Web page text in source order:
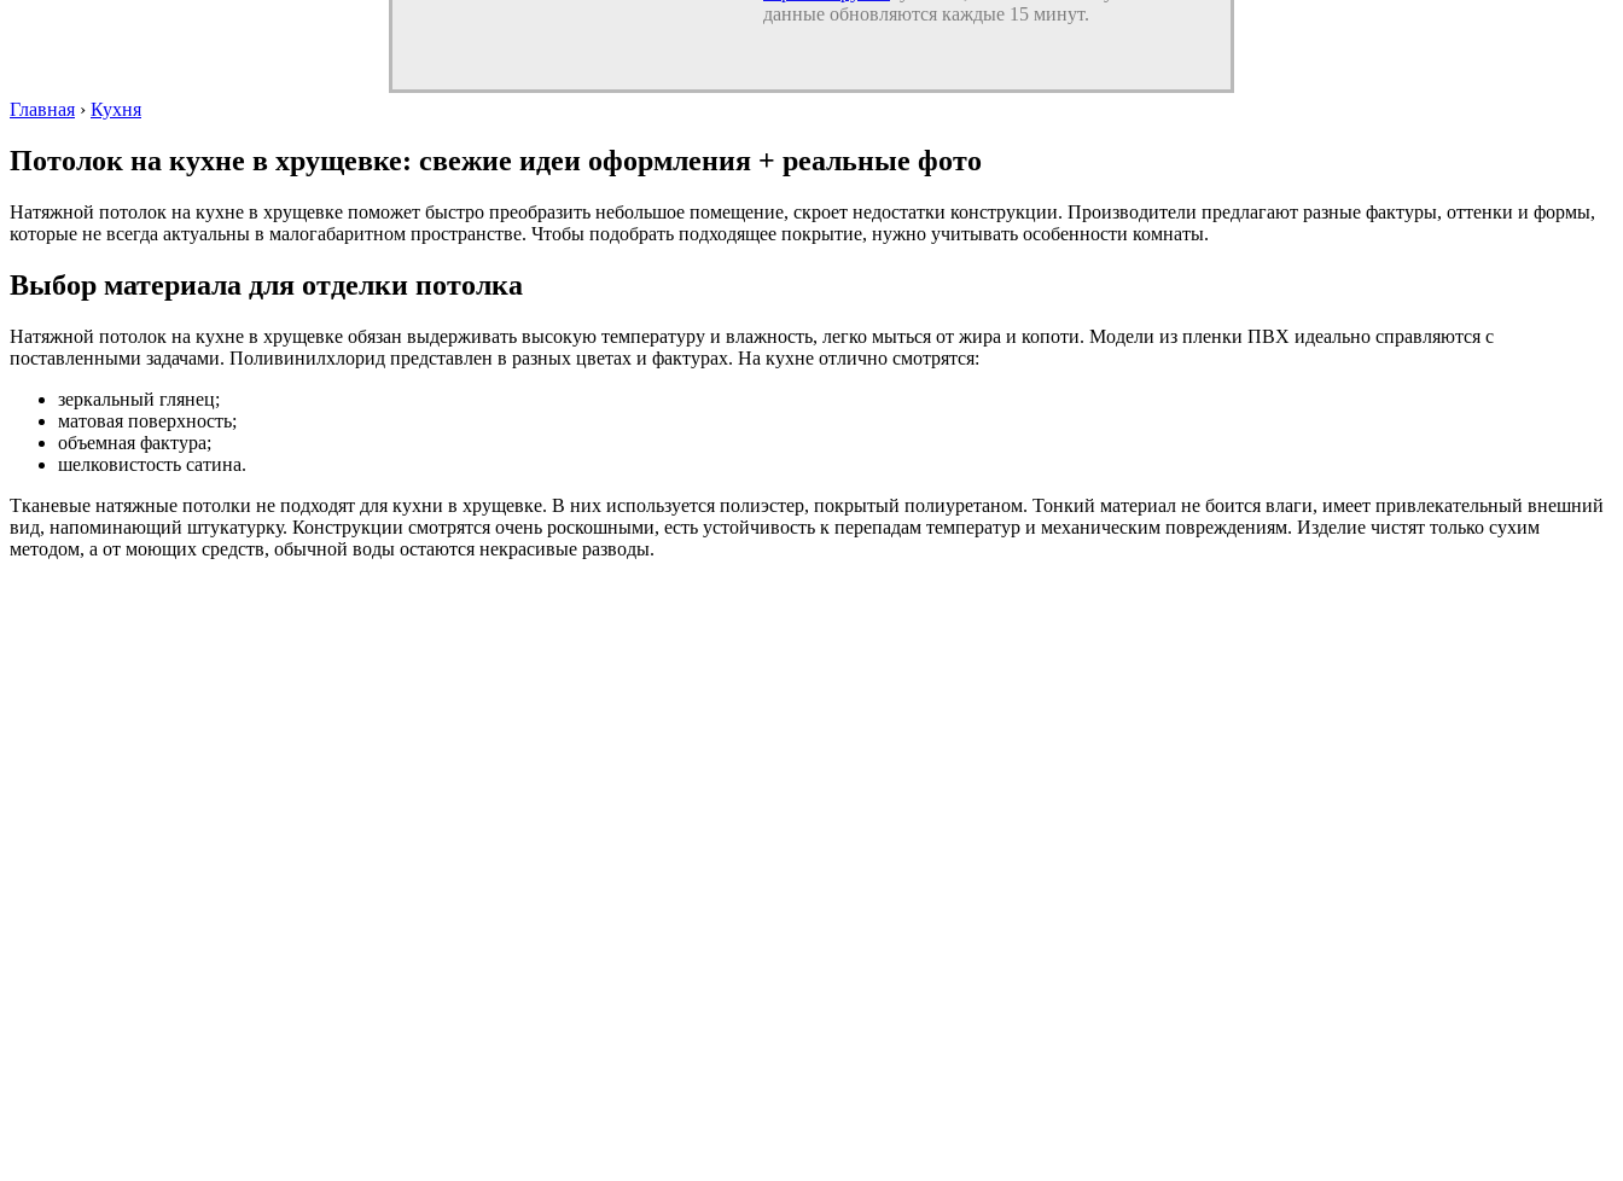
данные обновляются каждые 15 минут.
Главная › Кухня
Потолок на кухне в хрущевке: свежие идеи оформления + реальные фото
Натяжной потолок на кухне в хрущевке поможет быстро преобразить небольшое помещение, скроет недостатки конструкции. Производители предлагают разные фактуры, оттенки и формы,
которые не всегда актуальны в малогабаритном пространстве. Чтобы подобрать подходящее покрытие, нужно учитывать особенности комнаты.
Выбор материала для отделки потолка
Натяжной потолок на кухне в хрущевке обязан выдерживать высокую температуру и влажность, легко мыться от жира и копоти. Модели из пленки ПВХ идеально справляются с
поставленными задачами. Поливинилхлорид представлен в разных цветах и фактурах. На кухне отлично смотрятся:
зеркальный глянец;
матовая поверхность;
объемная фактура;
шелковистость сатина.
Тканевые натяжные потолки не подходят для кухни в хрущевке. В них используется полиэстер, покрытый полиуретаном. Тонкий материал не боится влаги, имеет привлекательный внешний
вид, напоминающий штукатурку. Конструкции смотрятся очень роскошными, есть устойчивость к перепадам температур и механическим повреждениям. Изделие чистят только сухим
методом, а от моющих средств, обычной воды остаются некрасивые разводы.